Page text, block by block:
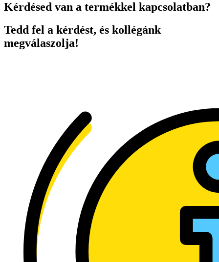
Kérdésed van a termékkel kapcsolatban?
Tedd fel a kérdést, és kollégánk
megválaszolja!